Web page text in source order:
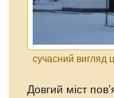
сучасний вигляд
Довгий міст